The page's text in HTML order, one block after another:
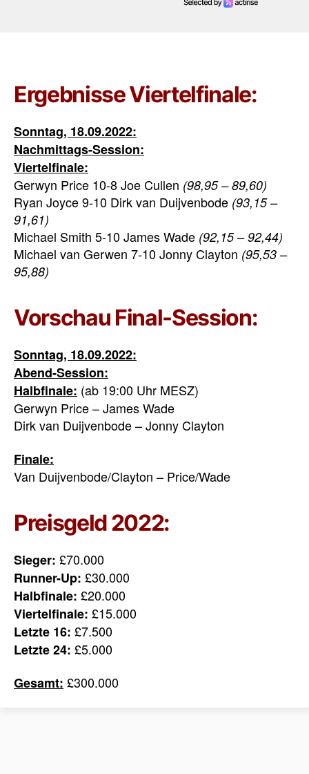
Ergebnisse Viertelfinale:
Sonntag, 18.09.2022:
Nachmittags-Session:
Viertelfinale:
Gerwyn Price 10-8 Joe Cullen (98,95 – 89,60)
Ryan Joyce 9-10 Dirk van Duijvenbode (93,15 –
91,61)
Michael Smith 5-10 James Wade (92,15 – 92,44)
Michael van Gerwen 7-10 Jonny Clayton (95,53 –
95,88)
Vorschau Final-Session:
Sonntag, 18.09.2022:
Abend-Session:
Halbfinale: (ab 19:00 Uhr MESZ)
Gerwyn Price – James Wade
Dirk van Duijvenbode – Jonny Clayton
Finale:
Van Duijvenbode/Clayton – Price/Wade
Preisgeld 2022:
Sieger: £70.000
Runner-Up: £30.000
Halbfinale: £20.000
Viertelfinale: £15.000
Letzte 16: £7.500
Letzte 24: £5.000
Gesamt: £300.000